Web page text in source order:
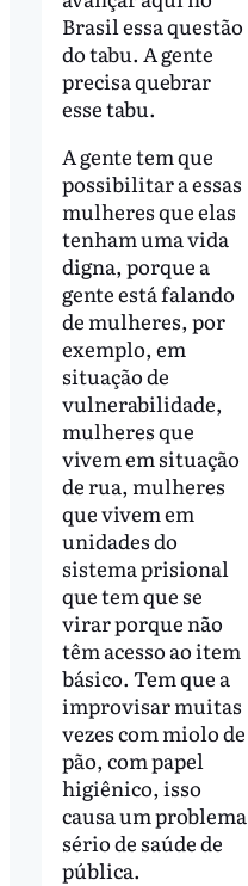
Brasil essa questão
do tabu. A gente
precisa quebrar
esse tabu.
A gente tem que
possibilitar a essas
mulheres que elas
tenham uma vida
digna, porque a
gente está falando
de mulheres, por
exemplo, em
situação de
vulnerabilidade,
mulheres que
vivem em situação
de rua, mulheres
que vivem em
unidades do
sistema prisional
que tem que se
virar porque não
têm acesso ao item
básico. Tem que a
improvisar muitas
vezes com miolo de
pão, com papel
higiênico, isso
causa um problema
sério de saúde de
pública.